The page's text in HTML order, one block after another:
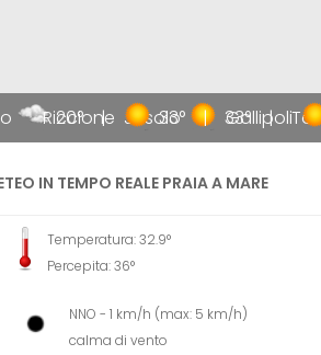
20° Jesolo 33°
Riccione 33° Gallipoli
IN TEMPO REALE PRAIA A MARE
Temperatura: 32.9°
Percepita: 36°
NNO - 1 km/h (max: 5 km/h)
calma di vento